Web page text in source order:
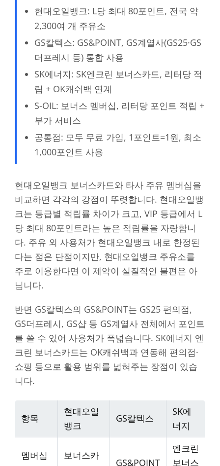
현대오일뱅크: L당 최대 80포인트, 전국 약
2,300여 개 주유소
GS칼텍스: GS&POINT, GS계열사(GS25·GS
더프레시 등) 통합 사용
SK에너지: SK엔크린 보너스카드, 리터당 적
립 + OK캐쉬백 연계
S-OIL: 보너스 멤버십, 리터당 포인트 적립 +
부가 서비스
공통점: 모두 무료 가입, 1포인트=1원, 최소
1,000포인트 사용
현대오일뱅크 보너스카드와 타사 주유 멤버십을
비교하면 각각의 강점이 뚜렷합니다. 현대오일뱅
크는 등급별 적립률 차이가 크고, VIP 등급에서 L
당 최대 80포인트라는 높은 적립률을 자랑합니
다. 주유 외 사용처가 현대오일뱅크 내로 한정된
다는 점은 단점이지만, 현대오일뱅크 주유소를
주로 이용한다면 이 제약이 실질적인 불편은 아
닙니다.
반면 GS칼텍스의 GS&POINT는 GS25 편의점,
GS더프레시, GS샵 등 GS계열사 전체에서 포인트
를 쓸 수 있어 사용처가 폭넓습니다. SK에너지 엔
크린 보너스카드는 OK캐쉬백과 연동해 편의점·
쇼핑 등으로 활용 범위를 넓혀주는 장점이 있습
니다.
항목
현대오일
뱅크
GS칼텍스
SK에
너지
멤버십
보너스카
GS&POINT
엔크린
보너스